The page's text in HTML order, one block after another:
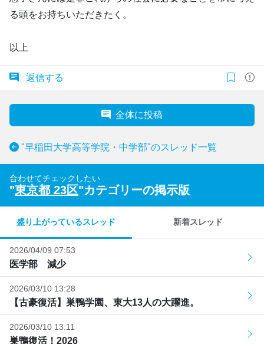
る頭をお持ちいただきたく。
以上
返信する
全体に投稿
"早稲田大学高等学院・中学部"のスレッド一覧
合わせてチェックしたい
"東京都 23区"カテゴリーの掲示版
盛り上がっているスレッド 新着スレッド
2026/04/09 07:53
医学部 減少
2026/03/10 13:28
【古豪復活】巣鴨学園、東大13人の大躍進。
2026/03/10 13:11
巣鴨復活！2026